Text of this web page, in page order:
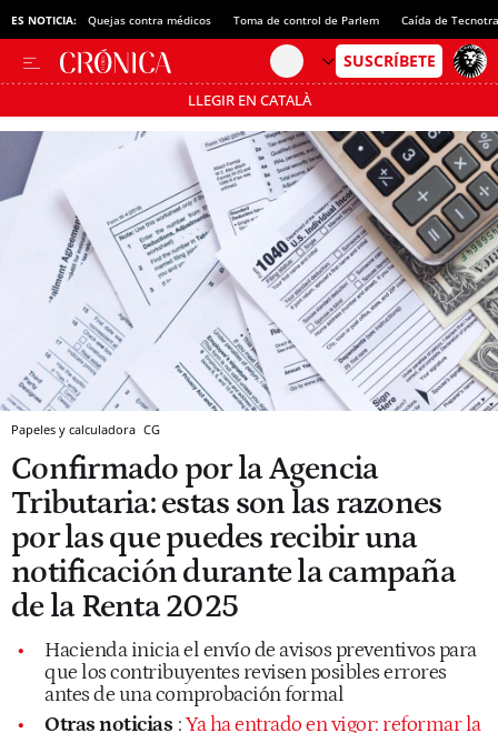
ES NOTICIA: Quejas contra médicos Toma de control de Parlem Caída de
LLEGIR EN CATALÀ
Pásate al MODO AHORRO
Papeles y calculadora CG
Confirmado por la Agencia
Tributaria: estas son las razones
por las que puedes recibir una
notificación durante la campaña
de la Renta 2025
Hacienda inicia el envío de avisos preventivos para
que los contribuyentes revisen posibles errores
antes de una comprobación formal
Otras noticias :Ya ha entrado en vigor: reformar la